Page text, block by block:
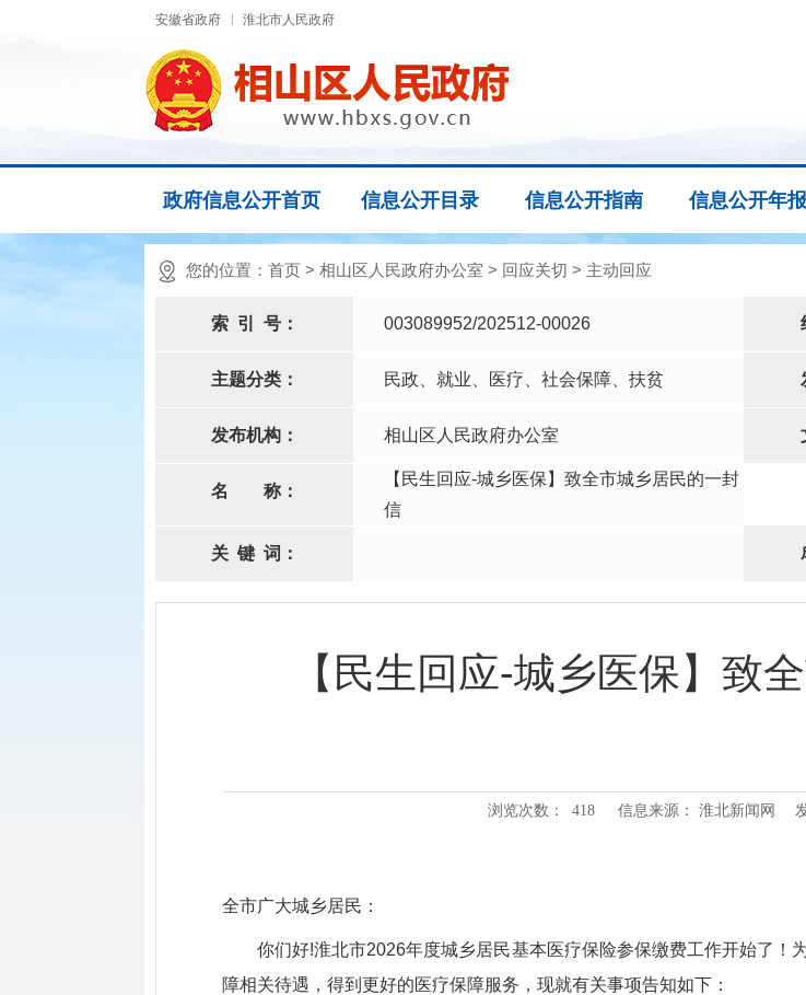
安徽省政府 淮北市人民政府
政府信息公开首页 信息公开目录 信息公开指南 信息公开年报
您的位置： 首页 > 相山区人民政府办公室 > 回应关切 > 主动回应
索 引 号： 003089952/202512-00026
主题分类： 民政、就业、医疗、社会保障、扶贫
发布机构： 相山区人民政府办公室
名 称：
【民生回应-城乡医保】致全市城乡居民的一封
信
关 键 词：
【民生回应-城乡医保】致
浏览次数： 418 信息来源： 淮北新闻网
全市广大城乡居民：
你们好!淮北市2026年度城乡居民基本医疗保险参保缴费工作开始了！
障相关待遇，得到更好的医疗保障服务，现就有关事项告知如下：